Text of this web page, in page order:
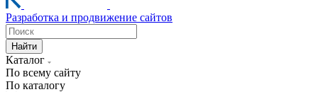
Разработка и продвижение сайтов
Найти
Каталог
По всему сайту
По каталогу